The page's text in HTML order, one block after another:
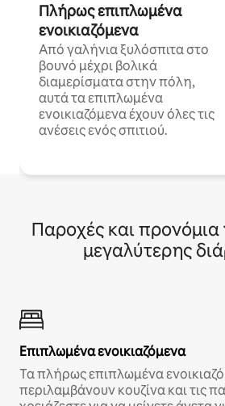
Πλήρως επιπλωμένα
ενοικιαζόμενα
Από γαλήνια ξυλόσπιτα στο
βουνό μέχρι βολικά
διαμερίσματα στην πόλη,
αυτά τα επιπλωμένα
ενοικιαζόμενα έχουν όλες τις
ανέσεις ενός σπιτιού.
Παροχές και προνόμια
μεγαλύτερης
Επιπλωμένα ενοικιαζόμενα
Τα πλήρως επιπλωμένα
περιλαμβάνουν κουζίνα και τις